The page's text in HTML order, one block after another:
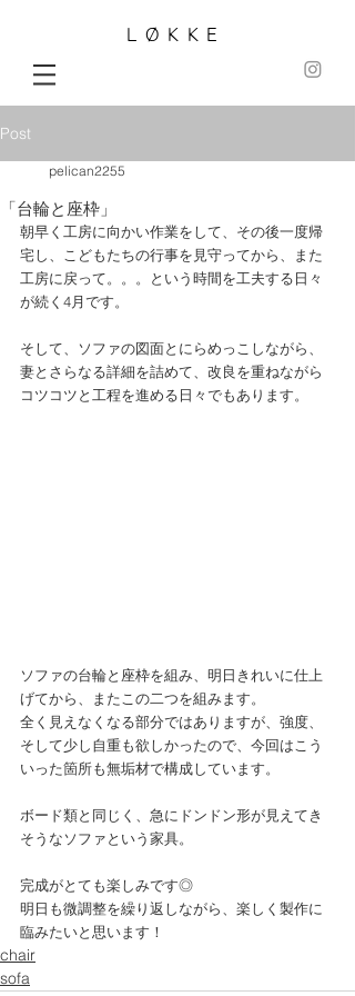
LØKKE
Post
「台輪と座枠」
pelican2255
朝早く工房に向かい作業をして、その後一度帰
宅し、こどもたちの行事を見守ってから、また
工房に戻って。。。という時間を工夫する日々
が続く4月です。
そして、ソファの図面とにらめっこしながら、
妻とさらなる詳細を詰めて、改良を重ねながら
コツコツと工程を進める日々でもあります。
ソファの台輪と座枠を組み、明日きれいに仕上
げてから、またこの二つを組みます。
全く見えなくなる部分ではありますが、強度、
そして少し自重も欲しかったので、今回はこう
いった箇所も無垢材で構成しています。
ボード類と同じく、急にドンドン形が見えてき
そうなソファという家具。
完成がとても楽しみです◎
明日も微調整を繰り返しながら、楽しく製作に
臨みたいと思います！
chair
sofa